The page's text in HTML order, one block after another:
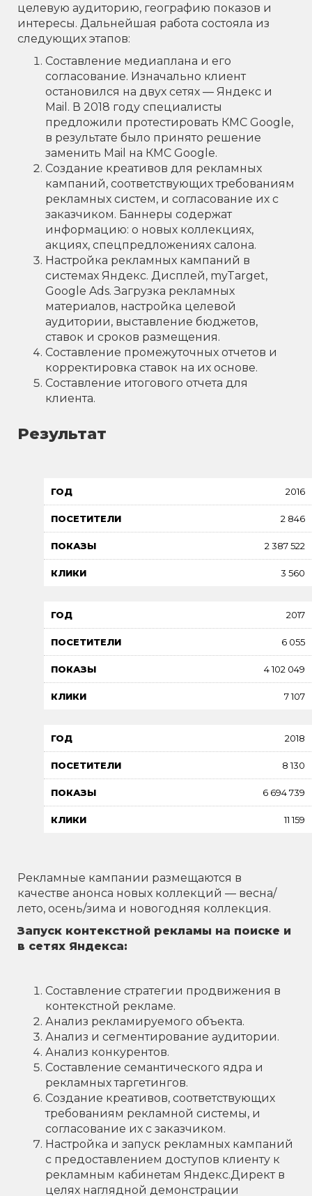
целевую аудиторию, географию показов и
интересы. Дальнейшая работа состояла из
следующих этапов:
Составление медиаплана и его
согласование. Изначально клиент
остановился на двух сетях — Яндекс и
Mail. В 2018 году специалисты
предложили протестировать КМС Google,
в результате было принято решение
заменить Mail на КМС Google.
Создание креативов для рекламных
кампаний, соответствующих требованиям
рекламных систем, и согласование их с
заказчиком. Баннеры содержат
информацию: о новых коллекциях,
акциях, спецпредложениях салона.
Настройка рекламных кампаний в
системах Яндекс. Дисплей, myTarget,
Google Ads. Загрузка рекламных
материалов, настройка целевой
аудитории, выставление бюджетов,
ставок и сроков размещения.
Составление промежуточных отчетов и
корректировка ставок на их основе.
Составление итогового отчета для
клиента.
Результат
2016
2 846
2 387 522
3 560
2017
6 055
4 102 049
7 107
2018
8 130
6 694 739
11 159
Рекламные кампании размещаются в
качестве анонса новых коллекций — весна/
лето, осень/зима и новогодняя коллекция.
Запуск контекстной рекламы на поиске и
в сетях Яндекса:
Составление стратегии продвижения в
контекстной рекламе.
Анализ рекламируемого объекта.
Анализ и сегментирование аудитории.
Анализ конкурентов.
Составление семантического ядра и
рекламных таргетингов.
Создание креативов, соответствующих
требованиям рекламной системы, и
согласование их с заказчиком.
Настройка и запуск рекламных кампаний
с предоставлением доступов клиенту к
рекламным кабинетам Яндекс.Директ в
целях наглядной демонстрации